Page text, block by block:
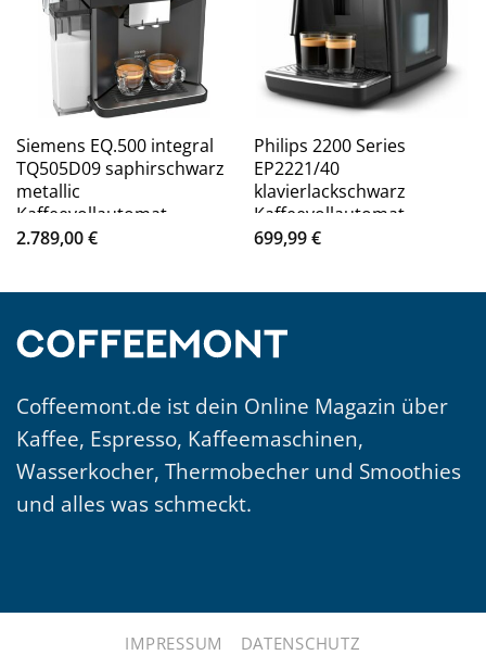
Siemens EQ.500 integral
TQ505D09 saphirschwarz
metallic
Kaffeevollautomat
2.789,00€
Philips 2200 Series
EP2221/40
klavierlackschwarz
Kaffeevollautomat
699,99€
Coffeemont.de ist dein Online Magazin über
Kaffee, Espresso, Kaffeemaschinen,
Wasserkocher, Thermobecher und Smoothies
und alles was schmeckt.
IMPRESSUM DATENSCHUTZ